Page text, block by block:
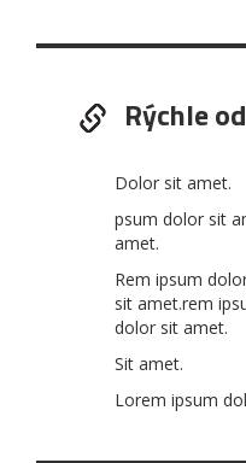
Rýchle
Dolor sit amet.
psum dolor sit
amet.
Rem ipsum
sit amet.rem
dolor sit amet.
Sit amet.
Lorem ipsum